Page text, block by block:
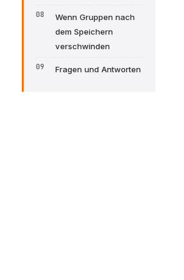
Wenn Gruppen nach
dem Speichern
verschwinden
Fragen und Antworten